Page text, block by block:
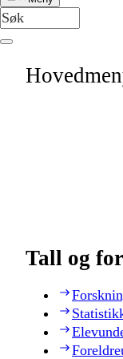
Tall og